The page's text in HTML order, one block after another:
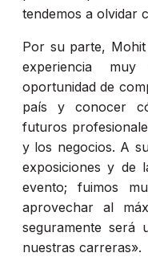
tendemos a olvidar
Por su parte, Mohit
experiencia muy
oportunidad de
país y conocer
futuros
y los negocios. A
exposiciones y de
evento; fuimos
aprovechar al
seguramente será
nuestras carreras».